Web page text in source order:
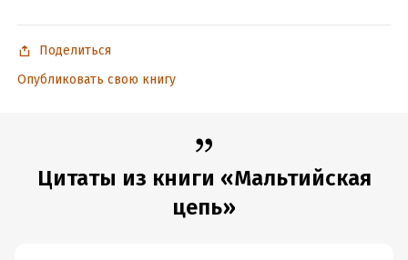
Время на чтение:
Поделиться
Опубликовать свою книгу
Цитаты из книги «Мальтийская
цепь»